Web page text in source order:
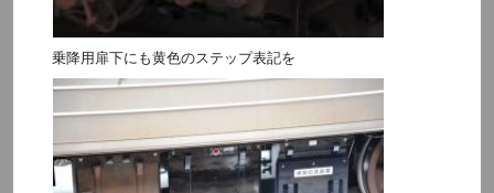
乗降用扉下にも黄色のステップ表記を